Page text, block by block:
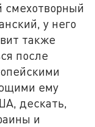
смехотворный
у него
также
после
ему
дескать,
и